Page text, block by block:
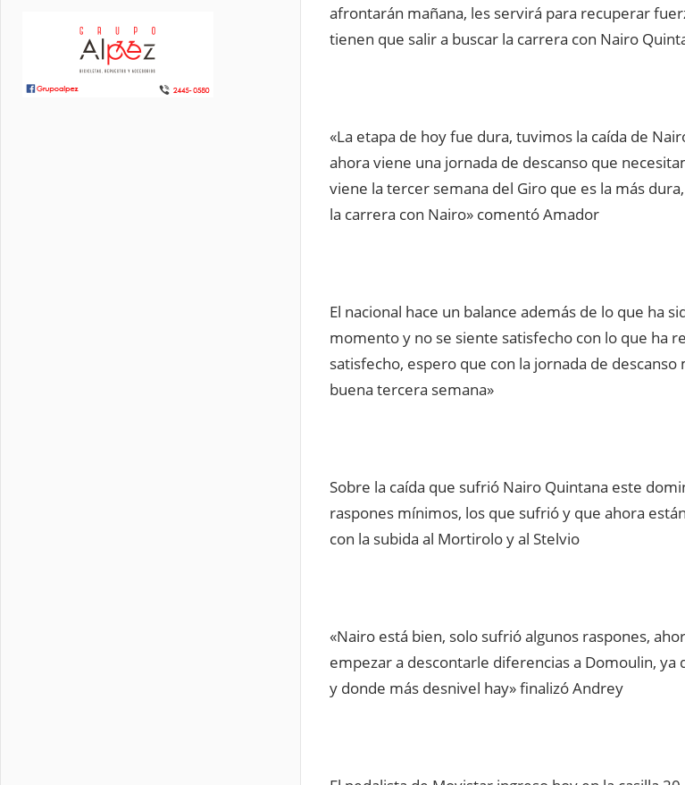
afrontarán mañana, les servirá para recuperar
tienen que salir a buscar la carrera con Nairo
«La etapa de hoy fue dura, tuvimos la caída de
ahora viene una jornada de descanso que
viene la tercer semana del Giro que es la más
la carrera con Nairo» comentó Amador
El nacional hace un balance además de lo que ha
momento y no se siente satisfecho con lo que ha
satisfecho, espero que con la jornada de
buena tercera semana»
Sobre la caída que sufrió Nairo Quintana este
raspones mínimos, los que sufrió y que ahora
con la subida al Mortirolo y al Stelvio
«Nairo está bien, solo sufrió algunos raspones,
empezar a descontarle diferencias a Domoulin, ya
y donde más desnivel hay» finalizó Andrey